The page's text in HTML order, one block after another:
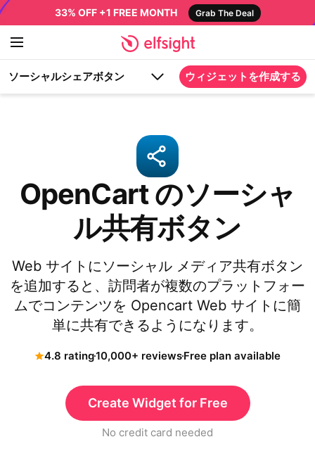
33% OFF +1 FREE MONTH Grab The Deal
ソーシャルシェアボタン ウィジェットを作成する
OpenCart のソーシャ
ル共有ボタン
Web サイトにソーシャル メディア共有ボタン
を追加すると、訪問者が複数のプラットフォー
ムでコンテンツを Opencart Web サイトに簡
単に共有できるようになります。
4.8 rating10,000+ reviewsFree plan available
Create Widget for Free
No credit card needed